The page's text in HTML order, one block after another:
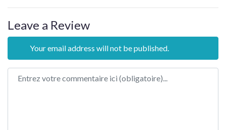
Leave a Review
Your email address will not be published.
Review text